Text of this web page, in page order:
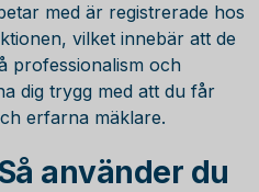
med är registrerade hos
vilket innebär att de
professionalism och
dig trygg med att du får
erfarna mäklare.
använder du